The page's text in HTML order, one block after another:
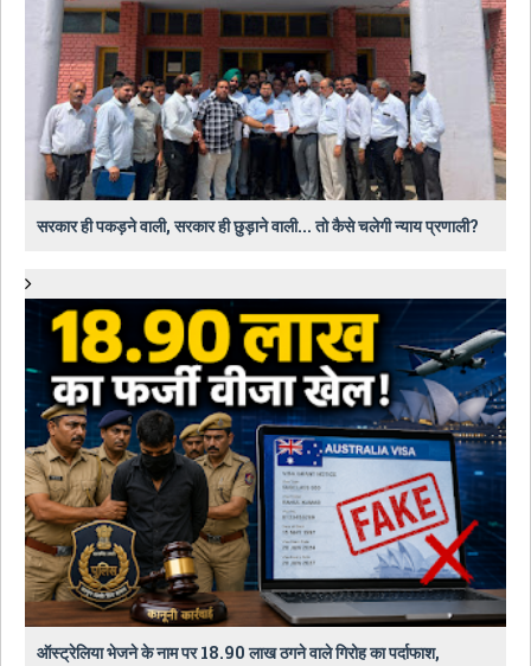
सरकार ही पकड़ने वाली, सरकार ही छुड़ाने वाली... तो कैसे चलेगी न्याय प्रणाली?
ऑस्ट्रेलिया भेजने के नाम पर 18.90 लाख ठगने वाले गिरोह का पर्दाफाश,